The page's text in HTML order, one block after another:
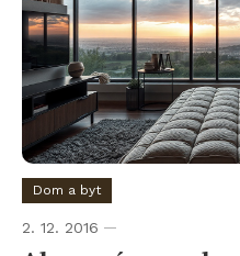
Dom a byt
2. 12. 2016